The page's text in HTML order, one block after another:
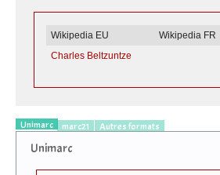
Wikipedia EU Wikipedia FR
Charles Beltzuntze
Unimarc marc21 Autres formats
Unimarc